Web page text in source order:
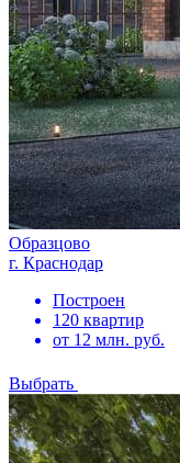
Образцово
г. Краснодар
Построен
120 квартир
от 12 млн. руб.
Выбрать